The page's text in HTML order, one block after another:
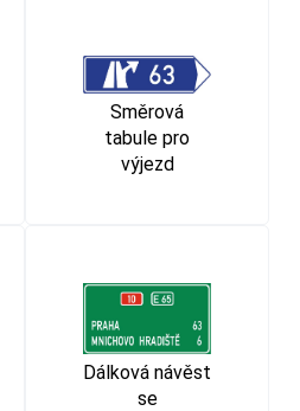
Směrová
tabule pro
výjezd
Dálková návěst
se